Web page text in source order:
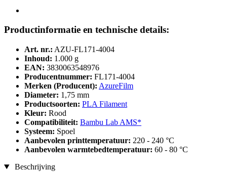
Productinformatie en technische details:
Art. nr.: AZU-FL171-4004
Inhoud: 1.000 g
EAN: 3830063548976
Producentnummer: FL171-4004
Merken (Producent): AzureFilm
Diameter: 1,75 mm
Productsoorten: PLA Filament
Kleur: Rood
Compatibiliteit: Bambu Lab AMS*
Systeem: Spoel
Aanbevolen printtemperatuur: 220 - 240 °C
Aanbevolen warmtebedtemperatuur: 60 - 80 °C
Beschrijving